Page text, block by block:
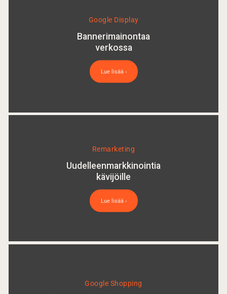
Google Display
Bannerimainontaa
verkossa
Lue lisää ›
Remarketing
Uudelleenmarkkinointia
kävijöille
Lue lisää ›
Google Shopping